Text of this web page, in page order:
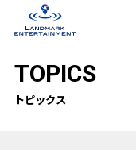
TOPICS
トピックス